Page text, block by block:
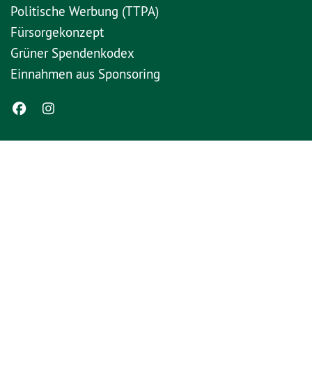
Politische Werbung (TTPA)
Fürsorgekonzept
Grüner Spendenkodex
Einnahmen aus Sponsoring